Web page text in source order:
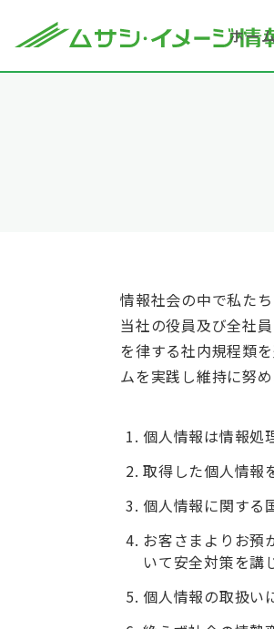
ホー
情報社会の中で私た
当社の役員及び全社
を律する社内規程類
ムを実践し維持に努
個人情報は情報処
取得した個人情報
個人情報に関する
お客さまよりお預
いて安全対策を講
個人情報の取扱い